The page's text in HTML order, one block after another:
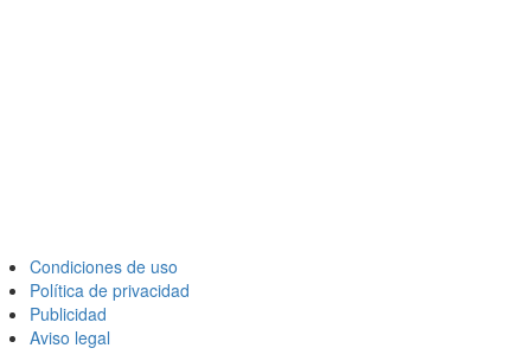
Condiciones de uso
Política de privacidad
Publicidad
Aviso legal